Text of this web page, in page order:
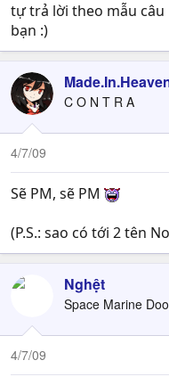
tự trả lời theo mẫu
bạn :)
C O N T R A
4/7/09
Sẽ PM, sẽ PM
(P.S.: sao có tới 2 tên
Nghệt
Space Marine
4/7/09